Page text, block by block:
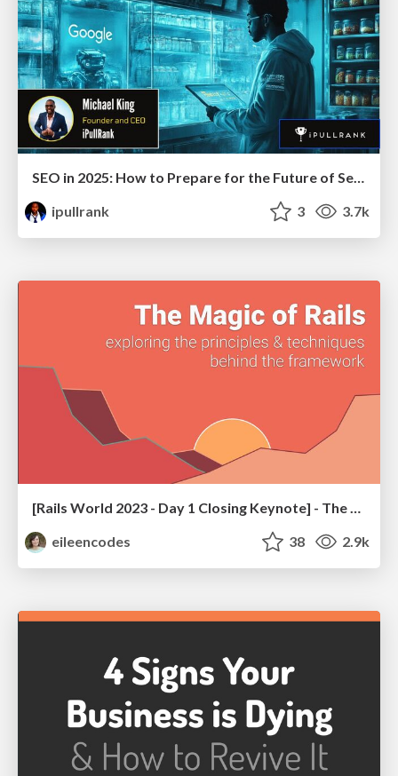
ipullrank
3 3.7k
[Rails World 2023 - Day 1 Closing Keynote] - The Magic of Rails
eileencodes
38 2.9k